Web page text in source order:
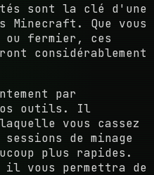
sont la clé d'une
Minecraft. Que vous
ou fermier, ces
considérablement
par
outils. Il
vous cassez
de minage
plus rapides.
il vous permettra de